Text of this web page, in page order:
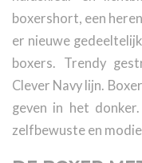
boxershort, een
er nieuwe
boxers. Trendy
Clever Navy lijn.
geven in het
zelfbewuste en